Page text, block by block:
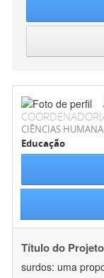
CIÊNCIAS
Educação
Título do
surdos: uma